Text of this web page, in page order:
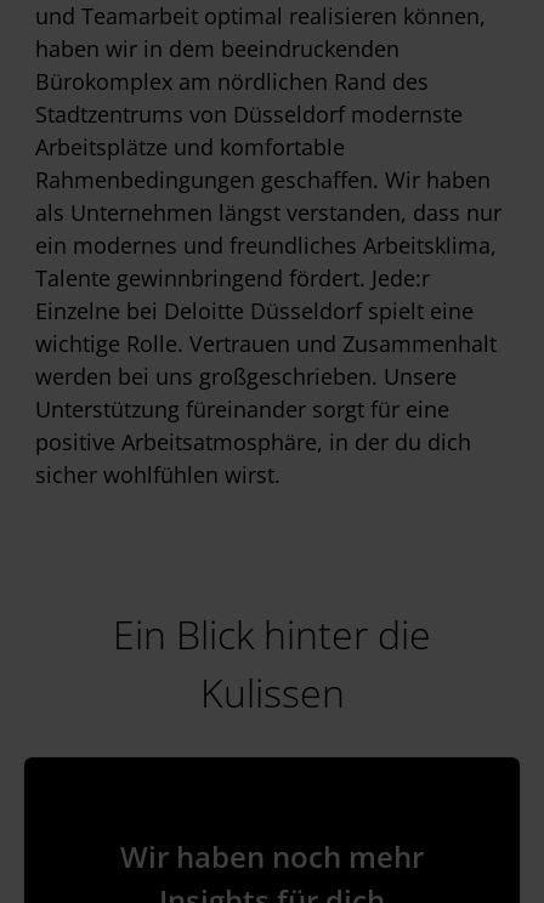
und Teamarbeit optimal realisieren können,
haben wir in dem beeindruckenden
Bürokomplex am nördlichen Rand des
Stadtzentrums von Düsseldorf modernste
Arbeitsplätze und komfortable
Rahmenbedingungen geschaffen. Wir haben
als Unternehmen längst verstanden, dass nur
ein modernes und freundliches Arbeitsklima,
Talente gewinnbringend fördert. Jede:r
Einzelne bei Deloitte Düsseldorf spielt eine
wichtige Rolle. Vertrauen und Zusammenhalt
werden bei uns großgeschrieben. Unsere
Unterstützung füreinander sorgt für eine
positive Arbeitsatmosphäre, in der du dich
sicher wohlfühlen wirst.
Ein Blick hinter die
Kulissen
Wir haben noch mehr